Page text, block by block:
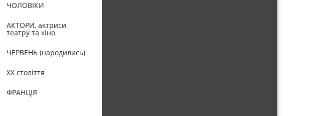
ЧОЛОВІКИ
АКТОРИ, актриси
театру та кіно
ЧЕРВЕНЬ (народились)
XX століття
ФРАНЦІЯ